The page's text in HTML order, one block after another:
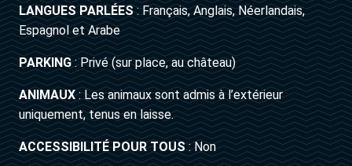
LANGUES PARLÉES: Français, Anglais, Néerlandais,
Espagnol et Arabe
PARKING: Privé (sur place, au château)
ANIMAUX: Les animaux sont admis à l’extérieur
uniquement, tenus en laisse.
ACCESSIBILITÉ POUR TOUS: Non